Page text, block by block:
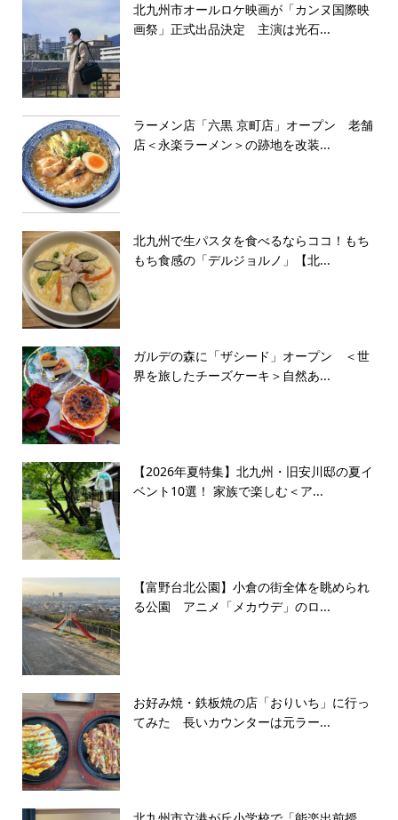
北九州市オールロケ映画が「カンヌ国際映
画祭」正式出品決定 主演は光石...
ラーメン店「六黒 京町店」オープン 老舗
店＜永楽ラーメン＞の跡地を改装...
北九州で生パスタを食べるならココ！もち
もち食感の「デルジョルノ」【北...
ガルデの森に「ザシード」オープン ＜世
界を旅したチーズケーキ＞自然あ...
【2026年夏特集】北九州・旧安川邸の夏イ
ベント10選！ 家族で楽しむ＜ア...
【富野台北公園】小倉の街全体を眺められ
る公園 アニメ「メカウデ」のロ...
お好み焼・鉄板焼の店「おりいち」に行っ
てみた 長いカウンターは元ラー...